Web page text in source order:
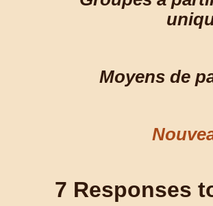
Moyens de
7 Responses